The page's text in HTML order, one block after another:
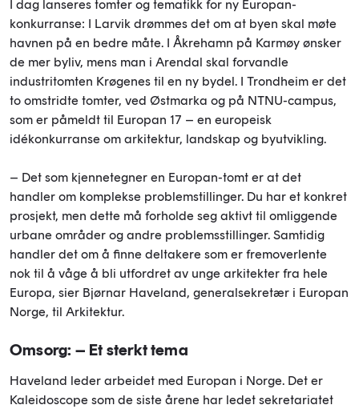
I dag lanseres tomter og tematikk for ny Europan-
konkurranse: I Larvik drømmes det om at byen skal møte
havnen på en bedre måte. I Åkrehamn på Karmøy ønsker
de mer byliv, mens man i Arendal skal forvandle
industritomten Krøgenes til en ny bydel. I Trondheim er det
to omstridte tomter, ved Østmarka og på NTNU-campus,
som er påmeldt til Europan 17 – en europeisk
idékonkurranse om arkitektur, landskap og byutvikling.
– Det som kjennetegner en Europan-tomt er at det
handler om komplekse problemstillinger. Du har et konkret
prosjekt, men dette må forholde seg aktivt til omliggende
urbane områder og andre problemsstillinger. Samtidig
handler det om å finne deltakere som er fremoverlente
nok til å våge å bli utfordret av unge arkitekter fra hele
Europa, sier Bjørnar Haveland, generalsekretær i Europan
Norge, til Arkitektur.
Omsorg: – Et sterkt tema
Haveland leder arbeidet med Europan i Norge. Det er
Kaleidoscope som de siste årene har ledet sekretariatet